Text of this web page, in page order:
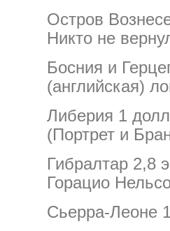
Остров
Никто не
Босния и
(английская)
Либерия 1
(Портрет и
Гибралтар 2,8
Горацио
Сьерра-Леоне